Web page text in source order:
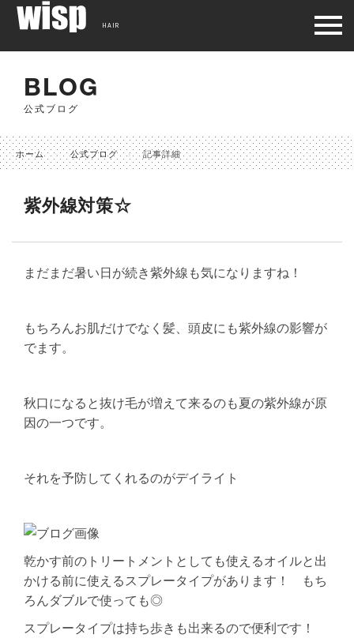
BLOG
公式ブログ
ホーム 公式ブログ 記事詳細
紫外線対策☆
まだまだ暑い日が続き紫外線も気になりますね！
もちろんお肌だけでなく髪、頭皮にも紫外線の影響が
でます。
秋口になると抜け毛が増えて来るのも夏の紫外線が原
因の一つです。
それを予防してくれるのがデイライト
乾かす前のトリートメントとしても使えるオイルと出
かける前に使えるスプレータイプがあります！ もち
ろんダブルで使っても◎
スプレータイプは持ち歩きも出来るので便利です！
HAIR